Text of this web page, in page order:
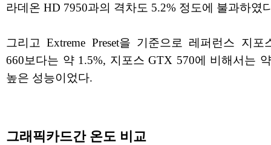
라데온 HD 7950과의 격차도 5.2% 정도에 불과하였
그리고 Extreme Preset을 기준으로 레퍼런스 지포
660보다는 약 1.5%, 지포스 GTX 570에 비해서는
높은 성능이었다.
그래픽카드간 온도 비교